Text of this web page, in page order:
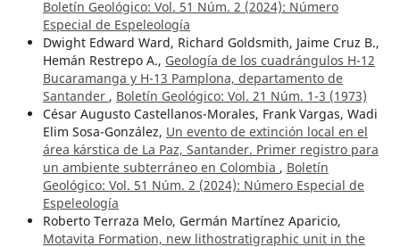
Boletín Geológico: Vol. 51 Núm. 2 (2024): Número
Especial de Espeleología
Dwight Edward Ward, Richard Goldsmith, Jaime Cruz B.,
Hemán Restrepo A., Geología de los cuadrángulos H-12
Bucaramanga y H-13 Pamplona, departamento de
Santander , Boletín Geológico: Vol. 21 Núm. 1-3 (1973)
César Augusto Castellanos-Morales, Frank Vargas, Wadi
Elim Sosa-González, Un evento de extinción local en el
área kárstica de La Paz, Santander. Primer registro para
un ambiente subterráneo en Colombia , Boletín
Geológico: Vol. 51 Núm. 2 (2024): Número Especial de
Espeleología
Roberto Terraza Melo, Germán Martínez Aparicio,
Motavita Formation, new lithostratigraphic unit in the